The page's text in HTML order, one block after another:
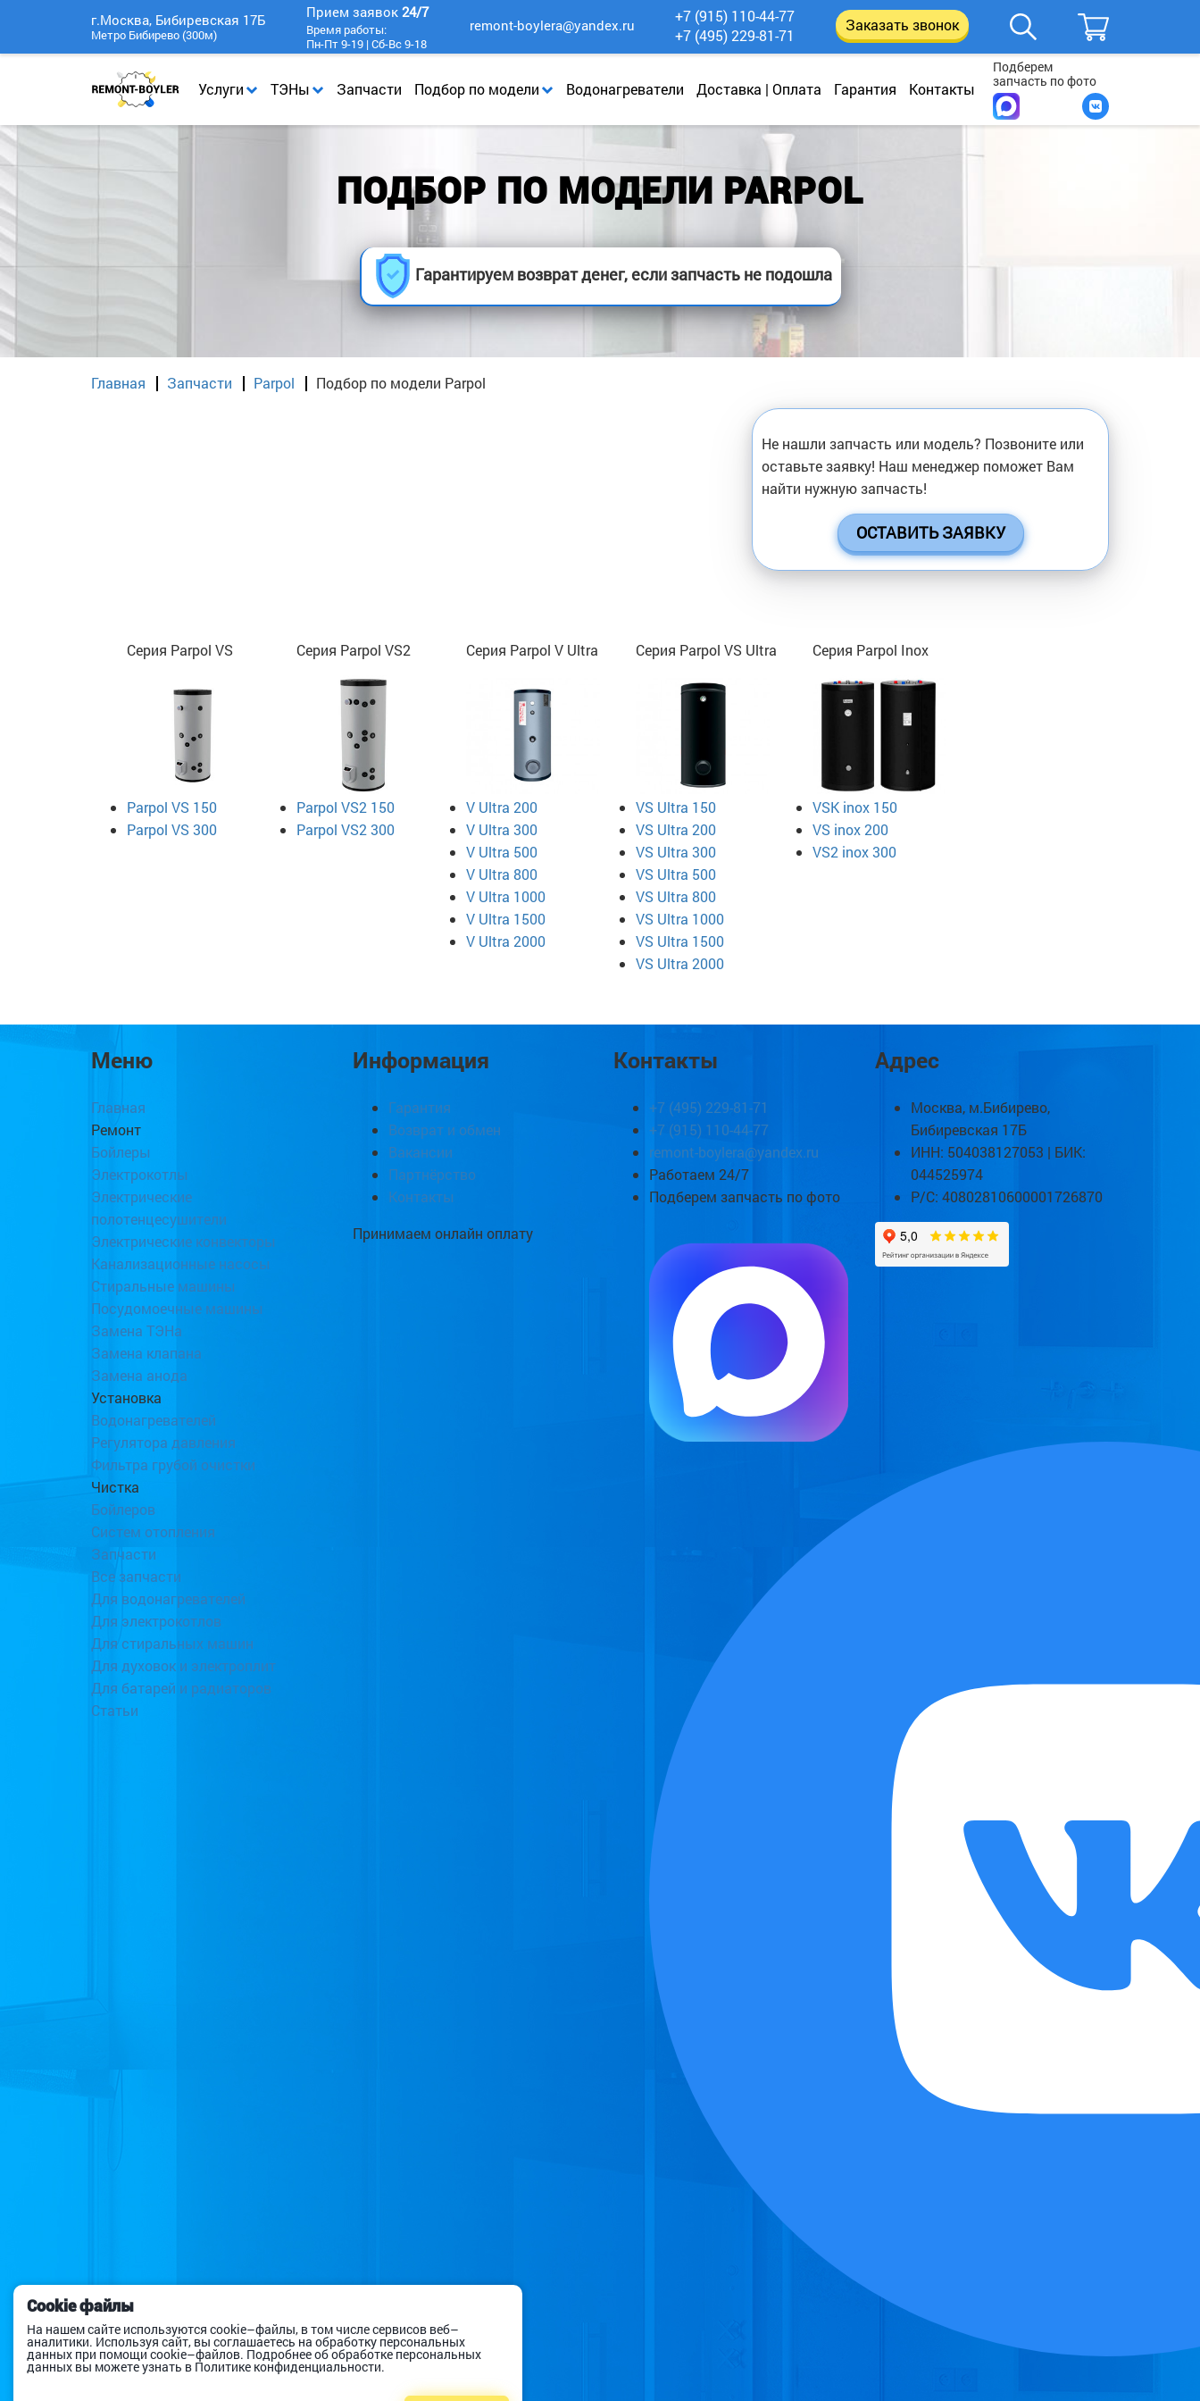
Услуги ТЭНы Запчасти Подбор по модели Водонагреватели Доставка | Оплата Гарантия Контакты
Подберем
запчасть по фото
г.Москва, Бибиревская 17Б
Метро Бибирево (300м)
Прием заявок 24/7
Время работы:
Пн-Пт 9-19 | Сб-Вс 9-18
remont-boylera@yandex.ru
+7 (915) 110-44-77
+7 (495) 229-81-71
Заказать звонок
ПОДБОР ПО МОДЕЛИ PARPOL
Гарантируем возврат денег, если запчасть не подошла
Главная Запчасти Parpol Подбор по модели Parpol
Не нашли запчасть или модель? Позвоните или
оставьте заявку! Наш менеджер поможет Вам
найти нужную запчасть!
ОСТАВИТЬ ЗАЯВКУ
Серия Parpol VS
Parpol VS 150
Parpol VS 300
Серия Parpol VS2
Parpol VS2 150
Parpol VS2 300
Серия Parpol V Ultra
V Ultra 200
V Ultra 300
V Ultra 500
V Ultra 800
V Ultra 1000
V Ultra 1500
V Ultra 2000
Серия Parpol VS Ultra
VS Ultra 150
VS Ultra 200
VS Ultra 300
VS Ultra 500
VS Ultra 800
VS Ultra 1000
VS Ultra 1500
VS Ultra 2000
Серия Parpol Inox
VSK inox 150
VS inox 200
VS2 inox 300
Cookie файлы
На нашем сайте используются cookie–файлы, в том числе сервисов веб–
аналитики. Используя сайт, вы соглашаетесь на обработку персональных
данных при помощи cookie–файлов. Подробнее об обработке персональных
данных вы можете узнать в Политике конфиденциальности.
Меню
Главная
Ремонт
Бойлеры
Электрокотлы
Электрические
полотенцесушители
Электрические конвекторы
Канализационные насосы
Стиральные машины
Посудомоечные машины
Замена ТЭНа
Замена клапана
Замена анода
Установка
Водонагревателей
Регулятора давления
Фильтра грубой очистки
Чистка
Бойлеров
Систем отопления
Запчасти
Все запчасти
Для водонагревателей
Для электрокотлов
Для стиральных машин
Для духовок и электроплит
Для батарей и радиаторов
Статьи
Информация
Гарантия
Возврат и обмен
Вакансии
Партнёрство
Контакты
Принимаем онлайн оплату
Контакты
+7 (495) 229-81-71
+7 (915) 110-44-77
remont-boylera@yandex.ru
Работаем 24/7
Подберем запчасть по фото
Адрес
Москва, м.Бибирево,
Бибиревская 17Б
ИНН: 504038127053 | БИК:
044525974
Р/С: 40802810600001726870